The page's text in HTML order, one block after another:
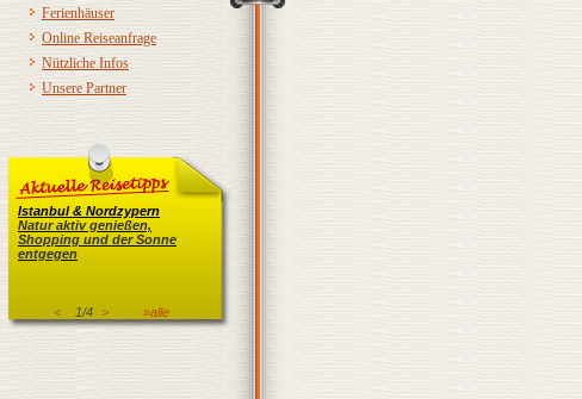
Ferienhäuser
Online Reiseanfrage
Nützliche Infos
Unsere Partner
Istanbul & Nordzypern
Natur aktiv genießen,
Shopping und der Sonne
entgegen
< 1/4 > »alle